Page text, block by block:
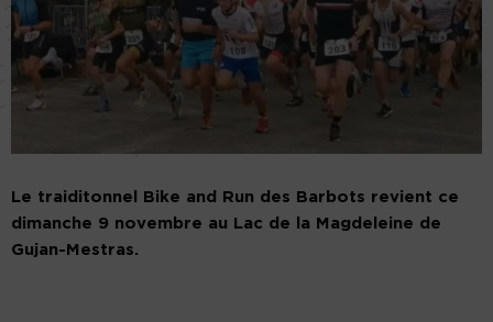
Le traiditonnel Bike and Run des Barbots revient ce
dimanche 9 novembre au Lac de la Magdeleine de
Gujan-Mestras.